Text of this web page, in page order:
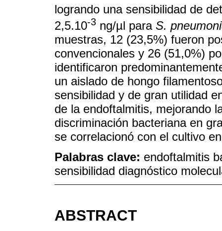
logrando una sensibilidad de
2,5.10-3 ng/µl para S.
muestras, 12 (23,5%) fueron
convencionales y 26 (51,0%)
identificaron
un aislado de hongo
sensibilidad y de gran utilidad
de la endoftalmitis, mejorando
discriminación bacteriana en
se correlacionó con el cultivo
Palabras clave: endoftalmitis
sensibilidad diagnóstico
ABSTRACT